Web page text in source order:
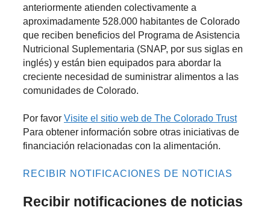
anteriormente atienden colectivamente a
aproximadamente 528.000 habitantes de Colorado
que reciben beneficios del Programa de Asistencia
Nutricional Suplementaria (SNAP, por sus siglas en
inglés) y están bien equipados para abordar la
creciente necesidad de suministrar alimentos a las
comunidades de Colorado.
Por favor Visite el sitio web de The Colorado Trust
Para obtener información sobre otras iniciativas de
financiación relacionadas con la alimentación.
RECIBIR NOTIFICACIONES DE NOTICIAS
Recibir notificaciones de noticias